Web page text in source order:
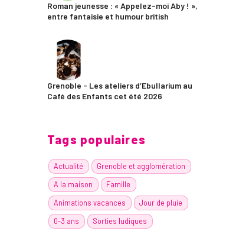
Roman jeunesse : « Appelez-moi Aby ! »,
entre fantaisie et humour british
Grenoble - Les ateliers d’Ebullarium au
Café des Enfants cet été 2026
Tags populaires
Actualité
Grenoble et agglomération
A la maison
Famille
Animations vacances
Jour de pluie
0-3 ans
Sorties ludiques